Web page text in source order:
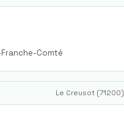
Comté
Le Creusot (71200)